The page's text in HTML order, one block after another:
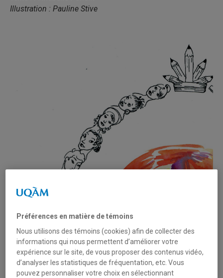
Illustration : Pauline Stive
Préférences en matière de témoins
Nous utilisons des témoins (cookies) afin de collecter des
informations qui nous permettent d’améliorer votre
expérience sur le site, de vous proposer des contenus vidéo,
d’analyser les statistiques de fréquentation, etc. Vous
pouvez personnaliser votre choix en sélectionnant